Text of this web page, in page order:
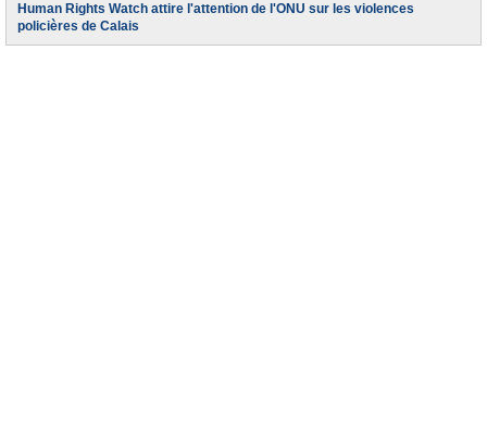
Human Rights Watch attire l'attention de l'ONU sur les violences
policières de Calais